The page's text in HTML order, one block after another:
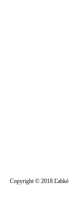
Copyright © 2018